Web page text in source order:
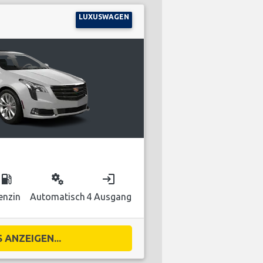
LUXUSWAGEN
local_gas_station miscellaneous_services
Automatisch
login
4 Ausgang
ANZEIGEN...